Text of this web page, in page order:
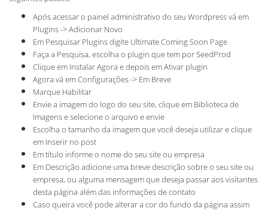
Após acessar o painel administrativo do seu Wordpress vá em
Plugins -> Adicionar Novo
Em Pesquisar Plugins digite Ultimate Coming Soon Page
Faça a Pesquisa, escolha o plugin que tem por SeedProd
Clique em Instalar Agora e depois em Ativar plugin
Agora vá em Configurações -> Em Breve
Marque Habilitar
Envie a imagem do logo do seu site, clique em Biblioteca de
Imagens e selecione o arquivo e envie
Escolha o tamanho da imagem que você deseja utilizar e clique
em Inserir no post
Em título informe o nome do seu site ou empresa
Em Descrição adicione uma breve descrição sobre o seu site ou
empresa, ou alguma mensagem que deseja passar aos visitantes
desta página além das informações de contato
Caso queira você pode alterar a cor do fundo da página assim